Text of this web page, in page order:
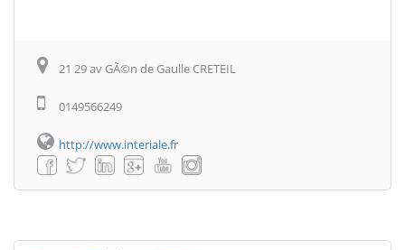
21 29 av GÃ©n de Gaulle CRETEIL
0149566249
http://www.interiale.fr